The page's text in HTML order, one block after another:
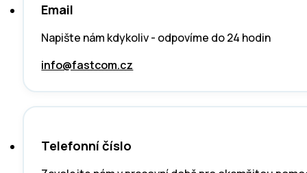
Email
Napište nám kdykoliv - odpovíme do 24 hodin
info@fastcom.cz
Telefonní číslo